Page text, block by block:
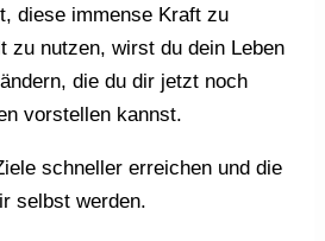
diese immense Kraft zu
zu nutzen, wirst du dein Leben
die du dir jetzt noch
vorstellen kannst.
schneller erreichen und die
selbst werden.